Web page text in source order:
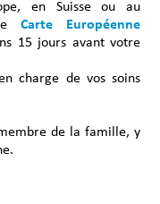
en Suisse ou au
Carte Européenne
15 jours avant votre
charge de vos soins
de la famille, y